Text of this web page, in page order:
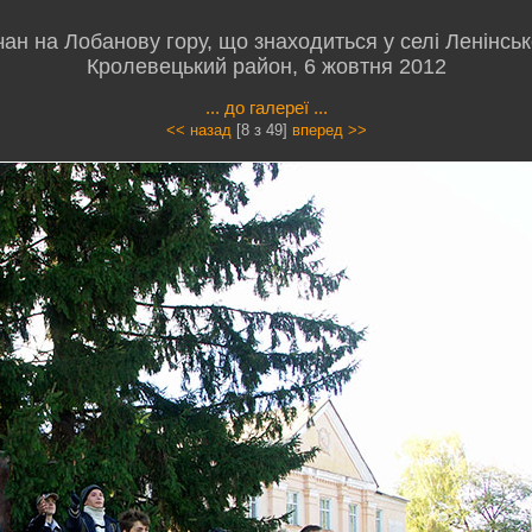
на Лобанову гору, що знаходиться у селі
Кролевецький район, 6 жовтня 2012
... до галереї ...
<< назад [8 з 49] вперед >>